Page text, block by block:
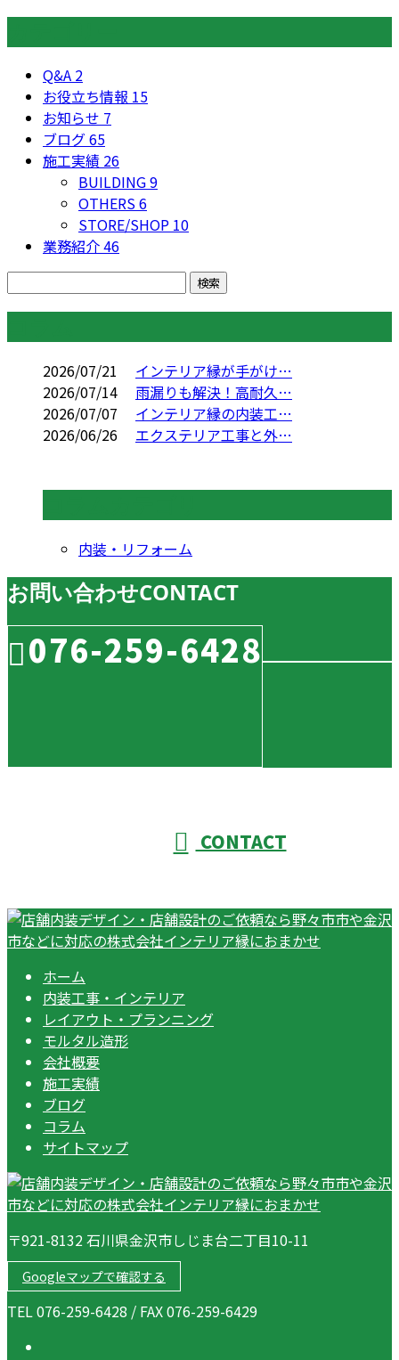
Q&A 2
お役立ち情報 15
お知らせ 7
ブログ65
施工実績 26
BUILDING9
OTHERS6
STORE/SHOP 10
業務紹介46
2026/07/21
インテリア縁が手がけ…
2026/07/14
雨漏りも解決！高耐久…
2026/07/07
インテリア縁の内装工…
2026/06/26
エクステリア工事と外…
内装・リフォーム
お問い合わせCONTACT
076-259-6428
CONTACT
ホーム
内装工事・インテリア
レイアウト・プランニング
モルタル造形
会社概要
施工実績
ブログ
コラム
サイトマップ
〒921-8132 石川県金沢市しじま台二丁目10-11
Googleマップで確認する
TEL 076-259-6428 / FAX 076-259-6429